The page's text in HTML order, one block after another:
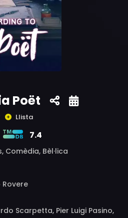
Poët
Llista
7.4
Comèdia, Bèl·lica
Rovere
Scarpetta, Pier Luigi Pasino,